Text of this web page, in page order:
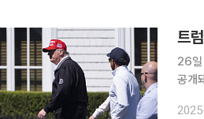
트
26일
공개돼